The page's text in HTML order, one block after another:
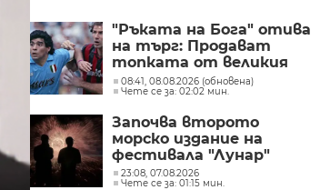
"Ръката на Бога" отива
на търг: Продават
топката от великия
гол на Марадона
08:41, 08.08.2026 (обновена)
Чете се за: 02:02 мин.
Започва второто
морско издание на
фестивала "Лунар"
23:08, 07.08.2026
Чете се за: 01:15 мин.